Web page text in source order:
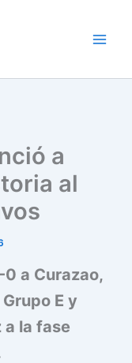
a
al
a Curazao,
E y
a la fase